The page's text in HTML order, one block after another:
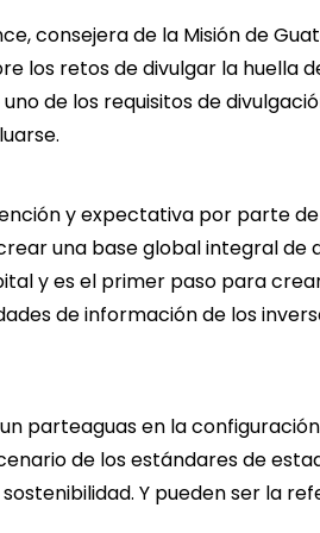
consejera de la Misión de
los retos de divulgar la huella
de los requisitos de
y expectativa por parte
una base global integral de
y es el primer paso para
de información de los
parteaguas en la
de los estándares de
Y pueden ser la